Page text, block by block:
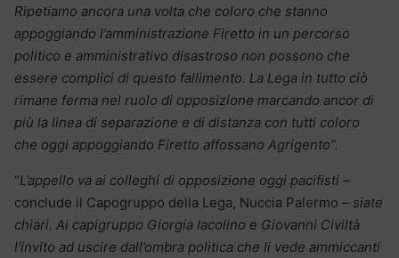
Ripetiamo ancora una volta che coloro che stanno
appoggiando l’amministrazione Firetto in un percorso
politico e amministrativo disastroso non possono che
essere complici di questo fallimento. La Lega in tutto ciò
rimane ferma nel ruolo di opposizione marcando ancor di
più la linea di separazione e di distanza con tutti coloro
che oggi appoggiando Firetto affossano Agrigento”.
“L’appello va ai colleghi di opposizione oggi pacifisti –
conclude il Capogruppo della Lega, Nuccia Palermo – siate
chiari. Ai capigruppo Giorgia Iacolino e Giovanni Civiltà
l’invito ad uscire dall’ombra politica che li vede ammiccanti